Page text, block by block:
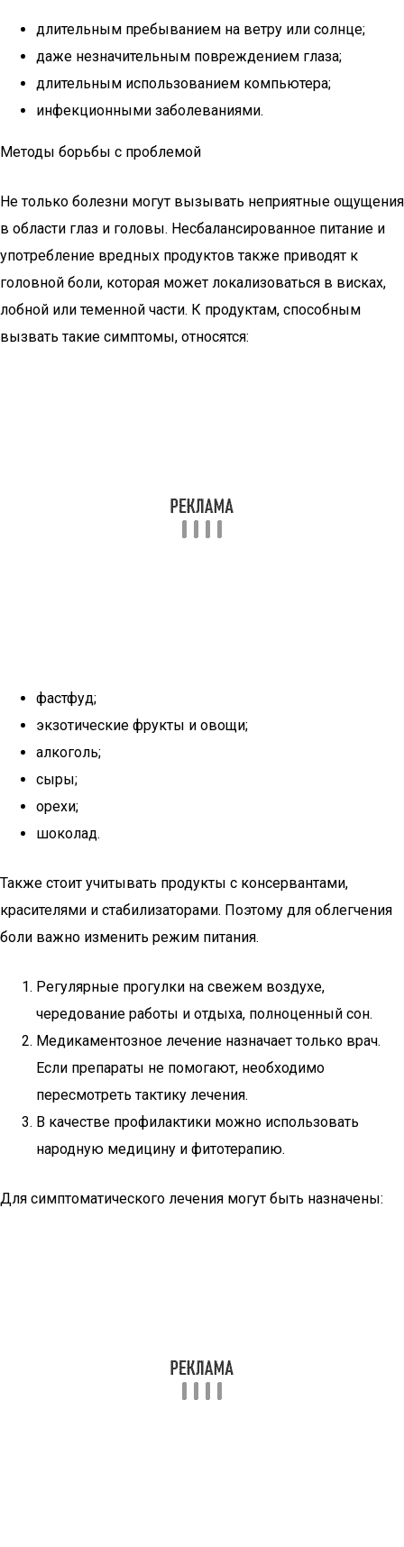
длительным пребыванием на ветру или солнце;
даже незначительным повреждением глаза;
длительным использованием компьютера;
инфекционными заболеваниями.
Методы борьбы с проблемой
Не только болезни могут вызывать неприятные ощущения
в области глаз и головы. Несбалансированное питание и
употребление вредных продуктов также приводят к
головной боли, которая может локализоваться в висках,
лобной или теменной части. К продуктам, способным
вызвать такие симптомы, относятся:
фастфуд;
экзотические фрукты и овощи;
алкоголь;
сыры;
орехи;
шоколад.
Также стоит учитывать продукты с консервантами,
красителями и стабилизаторами. Поэтому для облегчения
боли важно изменить режим питания.
Регулярные прогулки на свежем воздухе,
чередование работы и отдыха, полноценный сон.
Медикаментозное лечение назначает только врач.
Если препараты не помогают, необходимо
пересмотреть тактику лечения.
В качестве профилактики можно использовать
народную медицину и фитотерапию.
Для симптоматического лечения могут быть назначены: